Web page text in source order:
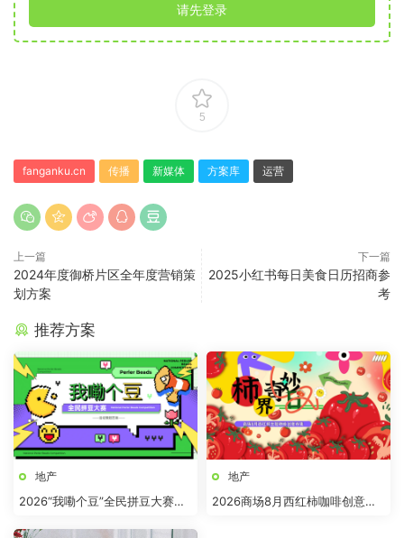
请先登录
5
fanganku.cn 传播 新媒体 方案库 运营
上一篇
2024年度御桥片区全年度营销策
划方案
下一篇
2025小红书每日美食日历招商参
考
推荐方案
地产
2026“我嘞个豆”全民拼豆大赛主
地产
2026商场8月西红柿咖啡创意市